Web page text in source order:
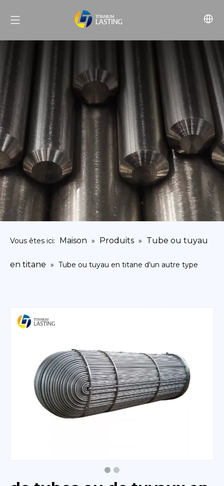
Vous êtes ici: Maison » Produits » Tube ou tuyau
en titane » Tube ou tuyau en titane d'un autre type